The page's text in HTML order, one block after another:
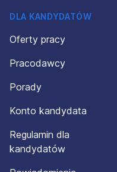
DLA KANDYDATÓW
Oferty pracy
Pracodawcy
Porady
Konto kandydata
Regulamin dla
kandydatów